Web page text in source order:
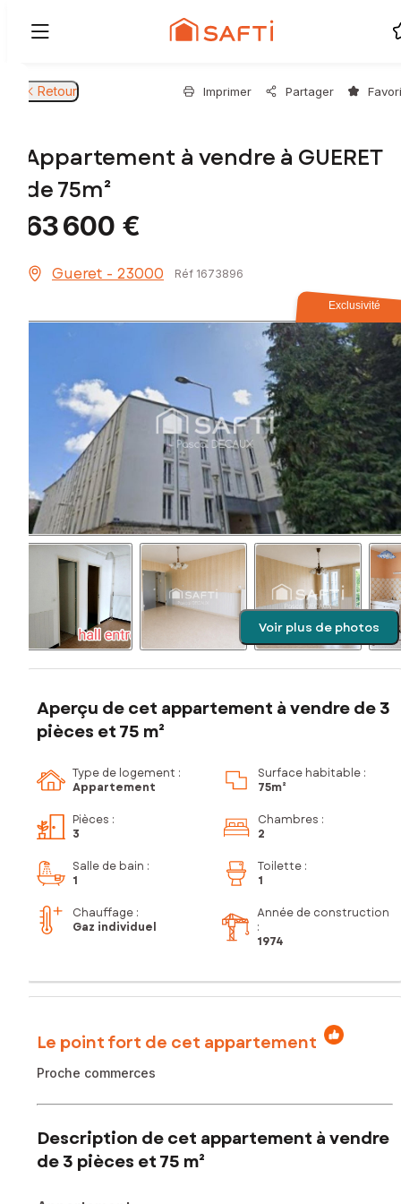
Retour Imprimer Partager
Appartement à vendre à GUERET
de 75m²
63 600 €
Gueret - 23000 Réf 1673896
Exclusivité
Voir plus de photos
Aperçu de cet appartement à vendre de 3
pièces et 75 m²
Type de logement :
Appartement
Surface habitable :
75m²
Pièces :
3
Chambres :
2
Salle de bain :
1
Toilette :
1
Chauffage :
Gaz individuel
Année de construction
:
1974
Le point fort de cet appartement
Proche commerces
Description de cet appartement à vendre
de 3 pièces et 75 m²